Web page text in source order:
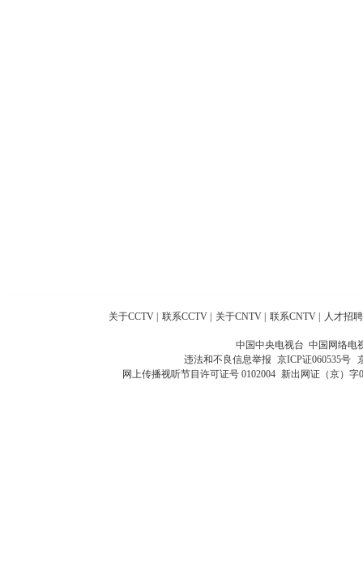
关于CCTV 联系CCTV 关于CNTV 联系CNTV 人才招聘
中国中央电视台 中国网络电
违法和不良信息举报 京ICP证060535号
网上传播视听节目许可证号 0102004 新出网证（京）